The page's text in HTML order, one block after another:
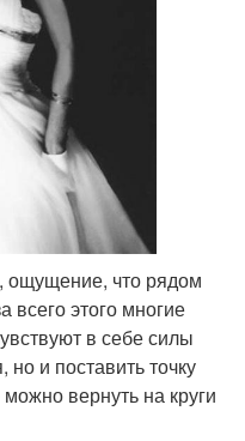
ощущение, что рядом
всего этого многие
в себе силы
и поставить точку
вернуть на круги